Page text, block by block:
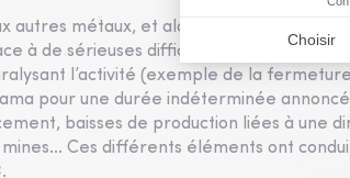
autres métaux, et alors même que la
à de sérieuses difficultés : tensions
l’activité (exemple de la
pour une durée indéterminée
baisses de production liées à une
Ces différents éléments ont